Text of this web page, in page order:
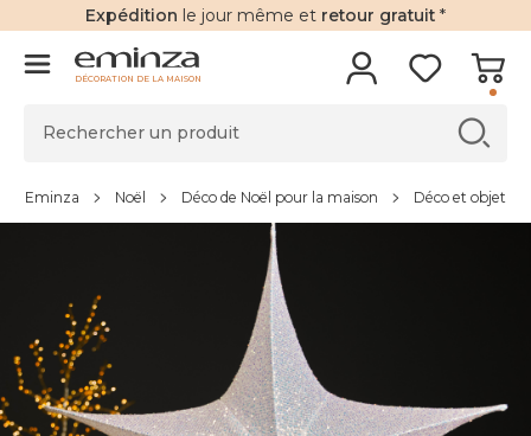
Expédition le jour même et retour gratuit *
DÉCORATION DE LA MAISON
Eminza Noël Déco de Noël pour la maison Déco et objet de